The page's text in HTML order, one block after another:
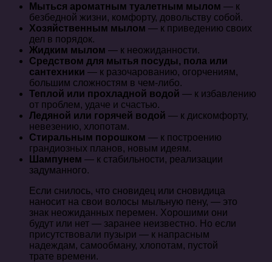
Мыться ароматным туалетным мылом — к
безбедной жизни, комфорту, довольству собой.
Хозяйственным мылом — к приведению своих
дел в порядок.
Жидким мылом — к неожиданности.
Средством для мытья посуды, пола или
сантехники — к разочарованию, огорчениям,
большим сложностям в чем-либо.
Теплой или прохладной водой — к избавлению
от проблем, удаче и счастью.
Ледяной или горячей водой — к дискомфорту,
невезению, хлопотам.
Стиральным порошком — к построению
грандиозных планов, новым идеям.
Шампунем — к стабильности, реализации
задуманного.
Если снилось, что сновидец или сновидица
наносит на свои волосы мыльную пену, — это
знак неожиданных перемен. Хорошими они
будут или нет — заранее неизвестно. Но если
присутствовали пузыри — к напрасным
надеждам, самообману, хлопотам, пустой
трате времени.